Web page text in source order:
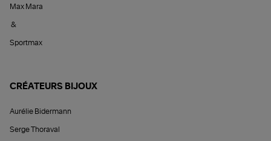
Max Mara
&
Sportmax
CRÉATEURS BIJOUX
Aurélie Bidermann
Serge Thoraval